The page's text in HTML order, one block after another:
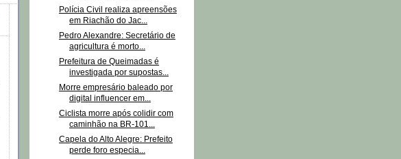
Polícia Civil realiza apreensões
em Riachão do Jac...
Pedro Alexandre: Secretário de
agricultura é morto...
Prefeitura de Queimadas é
investigada por supostas...
Morre empresário baleado por
digital influencer em...
Ciclista morre após colidir com
caminhão na BR-101...
Capela do Alto Alegre: Prefeito
perde foro especia...